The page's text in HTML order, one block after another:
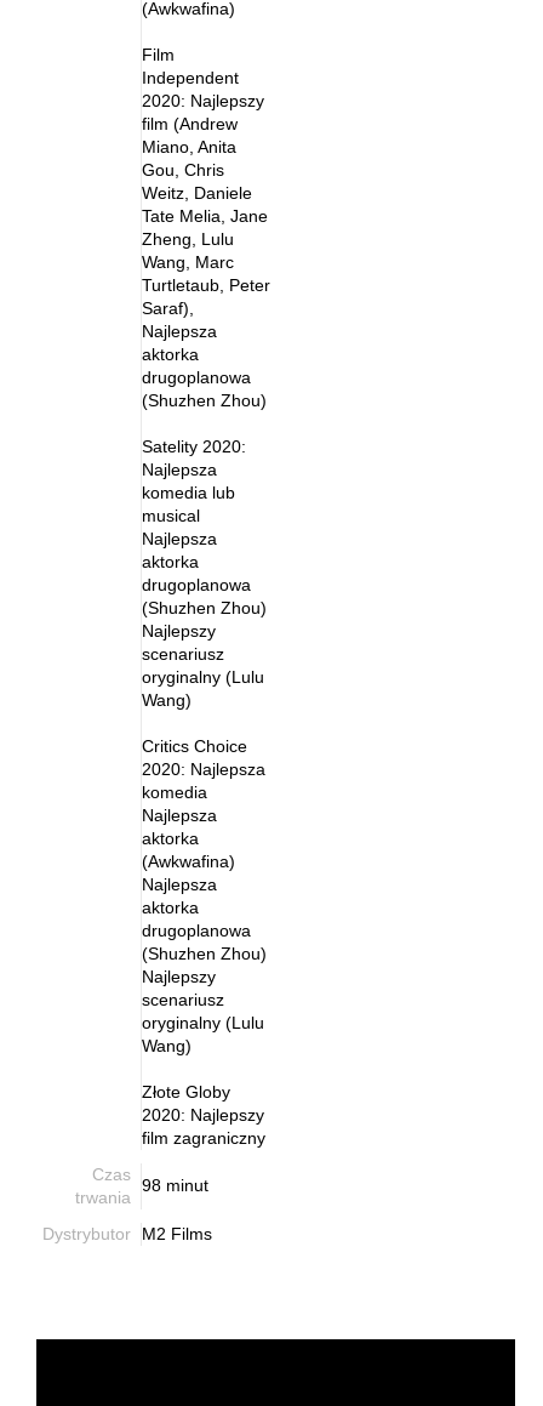
(Awkwafina)
Film
Independent
2020: Najlepszy
film (Andrew
Miano, Anita
Gou, Chris
Weitz, Daniele
Tate Melia, Jane
Zheng, Lulu
Wang, Marc
Turtletaub, Peter
Saraf),
Najlepsza
aktorka
drugoplanowa
(Shuzhen Zhou)
Satelity 2020:
Najlepsza
komedia lub
musical
Najlepsza
aktorka
drugoplanowa
(Shuzhen Zhou)
Najlepszy
scenariusz
oryginalny (Lulu
Wang)
Critics Choice
2020: Najlepsza
komedia
Najlepsza
aktorka
(Awkwafina)
Najlepsza
aktorka
drugoplanowa
(Shuzhen Zhou)
Najlepszy
scenariusz
oryginalny (Lulu
Wang)
Złote Globy
2020: Najlepszy
film zagraniczny
Czas
trwania
98 minut
Dystrybutor M2 Films